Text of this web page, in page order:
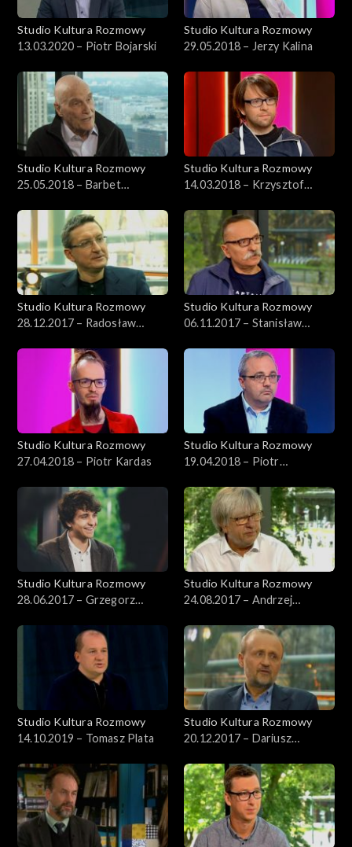
Studio Kultura Rozmowy
13.03.2020 – Piotr Bojarski
Studio Kultura Rozmowy
29.05.2018 – Jerzy Kalina
Studio Kultura Rozmowy
25.05.2018 – Barbet
Studio Kultura Rozmowy
14.03.2018 – Krzysztof
Studio Kultura Rozmowy
28.12.2017 – Radosław
Studio Kultura Rozmowy
06.11.2017 – Stanisław
Studio Kultura Rozmowy
27.04.2018 – Piotr Kardas
Studio Kultura Rozmowy
19.04.2018 – Piotr
Studio Kultura Rozmowy
28.06.2017 – Grzegorz
Studio Kultura Rozmowy
24.08.2017 – Andrzej
Studio Kultura Rozmowy
14.10.2019 – Tomasz Plata
Studio Kultura Rozmowy
20.12.2017 – Dariusz